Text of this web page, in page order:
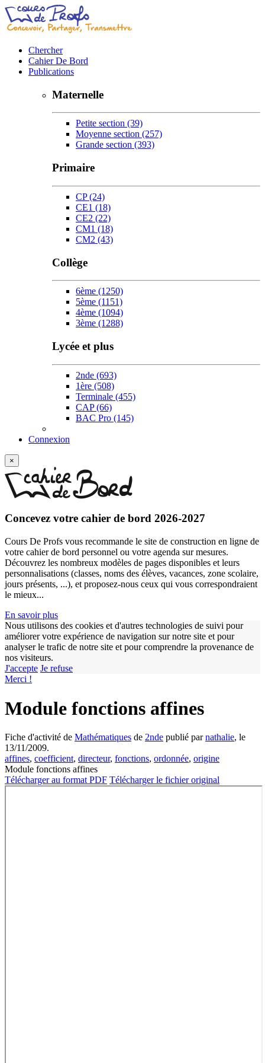
Chercher
Cahier De Bord
Publications
Maternelle
Petite section (39)
Moyenne section (257)
Grande section (393)
Primaire
CP(24)
CE1 (18)
CE2 (22)
CM1 (18)
CM2 (43)
Collège
6ème (1250)
5ème (1151)
4ème (1094)
3ème (1288)
Lycée et plus
2nde (693)
1ère (508)
Terminale (455)
CAP(66)
BAC Pro (145)
Connexion
×
Concevez votre cahier de bord 2026-2027
Cours De Profs vous recommande le site de construction en ligne de
votre cahier de bord personnel ou votre agenda sur mesures.
Découvrez les nombreux modèles de pages disponibles et leurs
personnalisations (classes, noms des élèves, vacances, zone scolaire,
jours présents, ...), et proposez-nous ceux qui vous correspondraient
le mieux...
En savoir plus
Nous utilisons des cookies et d'autres technologies de suivi pour
améliorer votre expérience de navigation sur notre site et pour
analyser le trafic de notre site et pour comprendre la provenance de
nos visiteurs.
J'accepte Je refuse
Merci !
Module fonctions affines
Fiche d'activité de Mathématiques de 2nde publié parnathalie, le
13/11/2009.
affines, coefficient, directeur, fonctions, ordonnée, origine
Module fonctions affines
Télécharger au format PDF Télécharger le fichier original